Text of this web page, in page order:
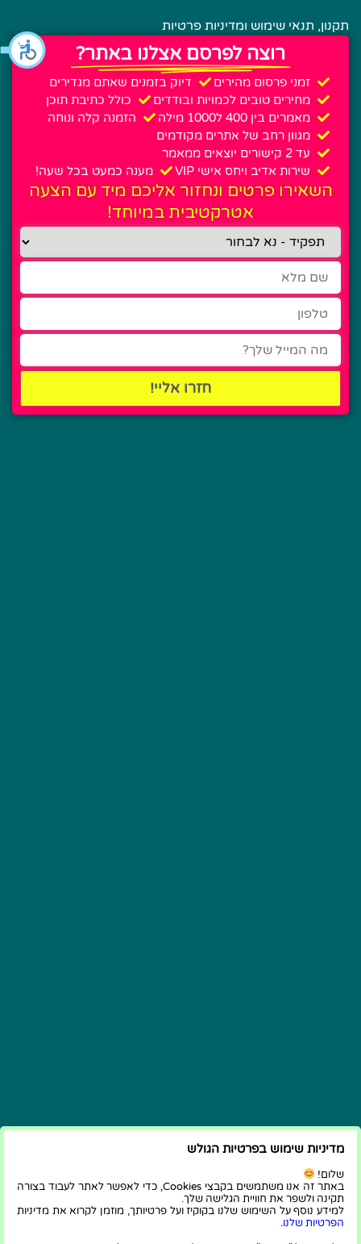
תקנון, תנאי שימוש ומדיניות פרטיות
רוצה לפרסם אצלנו באתר?
זמני פרסום מהירים
דיוק בזמנים שאתם מגדירים
מחירים טובים לכמויות ובודדים
כולל כתיבת תוכן
מאמרים בין 400 ל1000 מילה
הזמנה קלה ונוחה
מגוון רחב של אתרים מקודמים
עד 2 קישורים יוצאים ממאמר
שירות אדיב ויחס אישי VIP
מענה כמעט בכל שעה!
השאירו פרטים ונחזור אליכם מיד עם הצעה
אטרקטיבית במיוחד!
חזרו אליי!
מדיניות שימוש בפרטיות הגולש
שלום!
באתר זה אנו משתמשים בקבצי Cookies, כדי לאפשר לאתר לעבוד בצורה
תקינה ולשפר את חוויית הגלישה שלך.
למידע נוסף על השימוש שלנו בקוקיז ועל פרטיותך, מוזמן לקרוא את מדיניות
הפרטיות שלנו.